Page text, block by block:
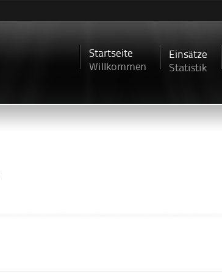
zum
Startseite
Willkommen
Einsätze
Statistik